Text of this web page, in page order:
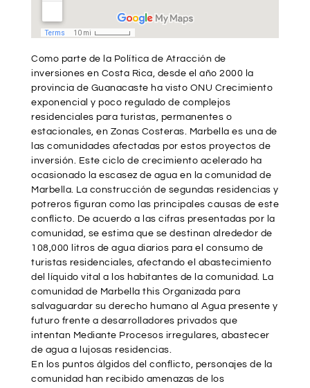
Como parte de la Política de Atracción de
inversiones en Costa Rica, desde el año 2000 la
provincia de Guanacaste ha visto ONU Crecimiento
exponencial y poco regulado de complejos
residenciales para turistas, permanentes o
estacionales, en Zonas Costeras. Marbella es una de
las comunidades afectadas por estos proyectos de
inversión. Este ciclo de crecimiento acelerado ha
ocasionado la escasez de agua en la comunidad de
Marbella. La construcción de segundas residencias y
potreros figuran como las principales causas de este
conflicto. De acuerdo a las cifras presentadas por la
comunidad, se estima que se destinan alrededor de
108,000 litros de agua diarios para el consumo de
turistas residenciales, afectando el abastecimiento
del líquido vital a los habitantes de la comunidad. La
comunidad de Marbella this Organizada para
salvaguardar su derecho humano al Agua presente y
futuro frente a desarrolladores privados que
intentan Mediante Procesos irregulares, abastecer
de agua a lujosas residencias.
En los puntos álgidos del conflicto, personajes de la
comunidad han recibido amenazas de los